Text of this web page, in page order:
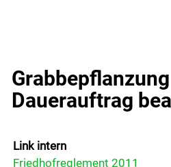
Abteilungen
Dienstleistungen
Dauerauftrag
Link intern
Friedhofreglement 2011